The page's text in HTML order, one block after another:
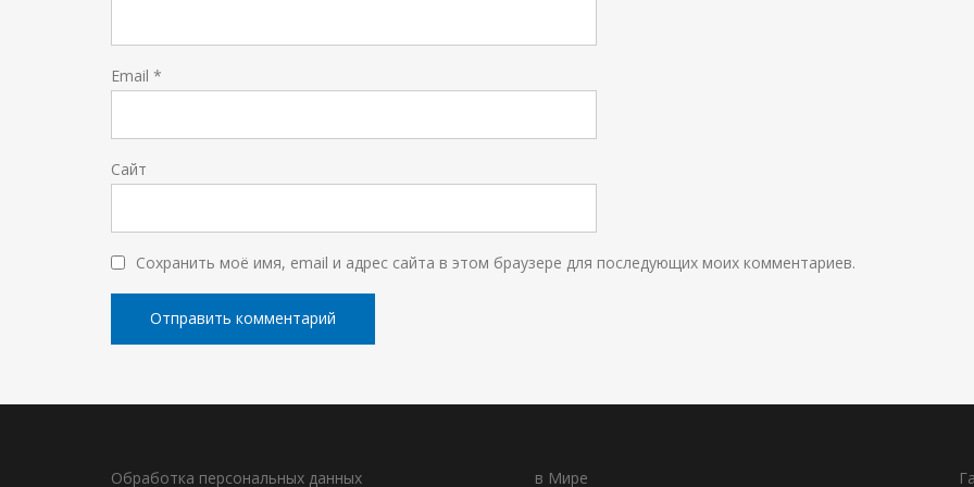
Email *
Сайт
Сохранить моё имя, email и адрес сайта в этом браузере для последующих моих комментариев.
Обработка персональных данных в Мире